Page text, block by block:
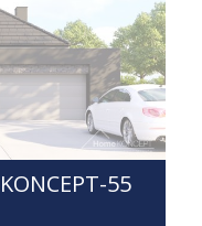
55